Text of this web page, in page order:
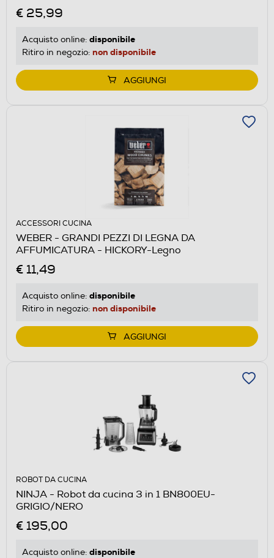
€ 25,99
Acquisto online: disponibile
Ritiro in negozio: non disponibile
AGGIUNGI
ACCESSORI CUCINA
WEBER - GRANDI PEZZI DI LEGNA DA
AFFUMICATURA - HICKORY-Legno
€ 11,49
Acquisto online: disponibile
Ritiro in negozio: non disponibile
AGGIUNGI
ROBOT DA CUCINA
NINJA - Robot da cucina 3 in 1 BN800EU-
GRIGIO/NERO
€ 195,00
Acquisto online: disponibile